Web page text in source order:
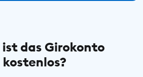
das Girokonto
kostenlos?